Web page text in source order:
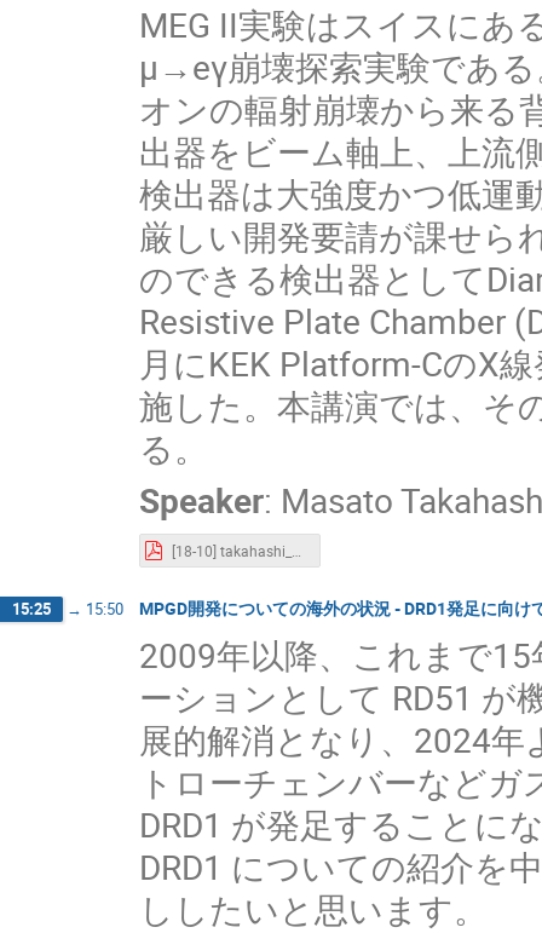
MEG II実験はスイスにあ
µ→eγ崩壊探索実験であ
オンの輻射崩壊から来る
出器をビーム軸上、上流
検出器は大強度かつ低運
厳しい開発要請が課せら
のできる検出器として
Resistive Plate Chamber
月にKEK Platform-CのX
施した。本講演では、そ
る。
Speaker: Masato
15:25 → 15:50 MPGD開発についての海外の状況 - DRD1発足に向け
2009年以降、これまで
ーションとして RD51 が
展的解消となり、2024年
トローチェンバーなど
DRD1 が発足することに
DRD1 についての紹介を
ししたいと思います。